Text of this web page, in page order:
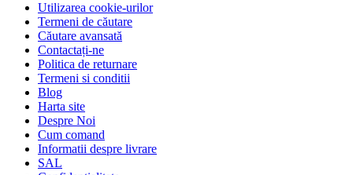
Utilizarea cookie-urilor
Termeni de căutare
Căutare avansată
Contactați-ne
Politica de returnare
Termeni si conditii
Blog
Harta site
Despre Noi
Cum comand
Informatii despre livrare
SAL